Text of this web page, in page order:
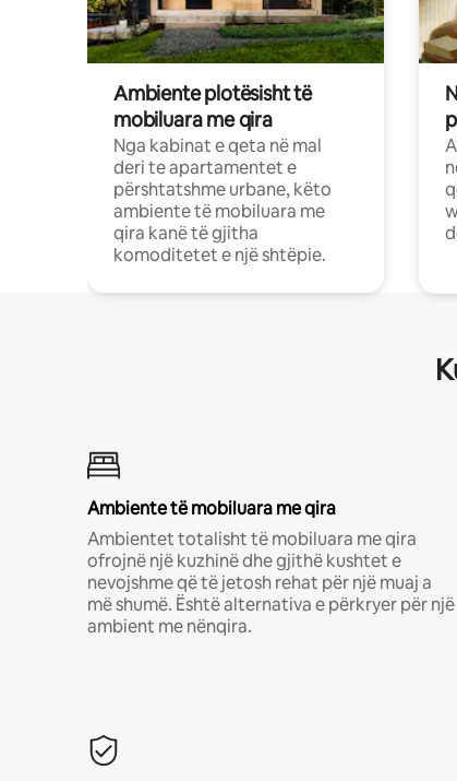
Ambiente plotësisht të
mobiluara me qira
Nga kabinat e qeta në mal
deri te apartamentet e
përshtatshme urbane, këto
ambiente të mobiluara me
qira kanë të gjitha
komoditetet e një shtëpie.
Ambiente të mobiluara me qira
Ambientet totalisht të mobiluara me qira
ofrojnë një kuzhinë dhe gjithë kushtet e
nevojshme që të jetosh rehat për një muaj a
më shumë. Është alternativa e përkryer për një
ambient me nënqira.